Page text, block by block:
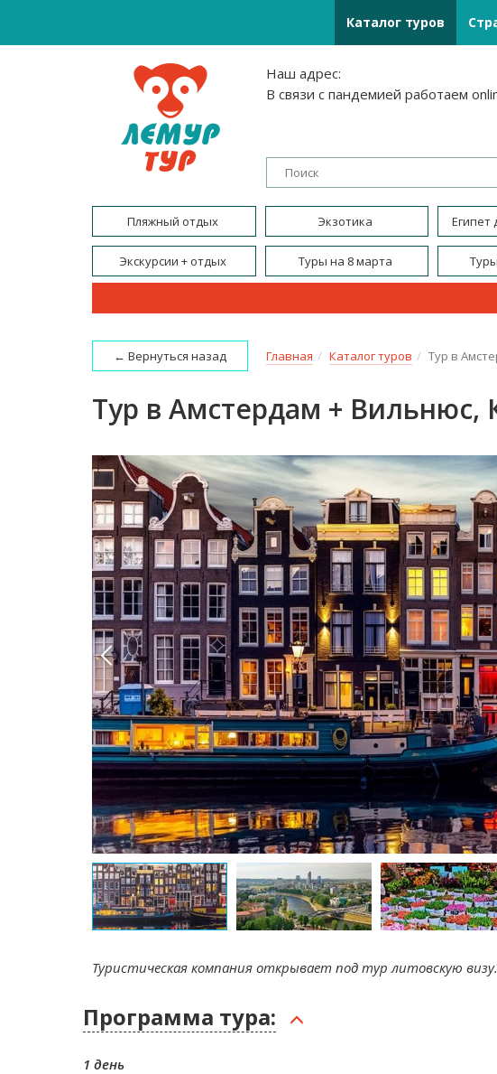
Каталог туров
Наш адрес:
В связи с пандемией работаем
Пляжный отдых Экзотика Египет
Экскурсии + отдых Туры на 8 марта
← Вернуться назад Главная Каталог туров Тур в
Тур в Амстердам + Вильнюс,
Туристическая компания открывает под тур литовскую визу.
Программа тура:
1 день